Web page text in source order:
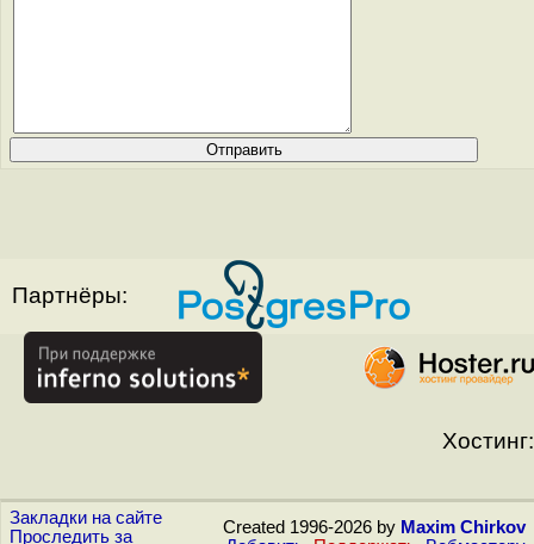
Партнёры:
Хостинг:
Закладки на сайте
Проследить за
Created 1996-2026 by Maxim Chirkov